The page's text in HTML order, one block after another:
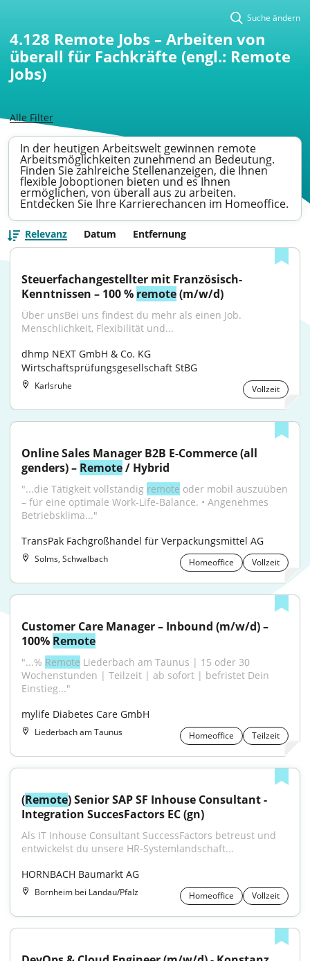
Alle Filter
Suche ändern
4.128 Remote Jobs – Arbeiten von
überall für Fachkräfte (engl.: Remote
Jobs)
In der heutigen Arbeitswelt gewinnen remote
Arbeitsmöglichkeiten zunehmend an Bedeutung.
Finden Sie zahlreiche Stellenanzeigen, die Ihnen
flexible Joboptionen bieten und es Ihnen
ermöglichen, von überall aus zu arbeiten.
Entdecken Sie Ihre Karrierechancen im Homeoffice.
Relevanz Datum Entfernung
Steuerfachangestellter mit Französisch-
Kenntnissen – 100 % remote (m/w/d)
Über unsBei uns findest du mehr als einen Job.
Menschlichkeit, Flexibilität und...
dhmp NEXT GmbH & Co. KG
Wirtschaftsprüfungsgesellschaft StBG
Karlsruhe Vollzeit
Online Sales Manager B2B E-Commerce (all
genders) – Remote / Hybrid
"...die Tätigkeit vollständig remote oder mobil auszuüben
– für eine optimale Work-Life-Balance. • Angenehmes
Betriebsklima..."
TransPak Fachgroßhandel für Verpackungsmittel AG
Solms, Schwalbach Homeoffice Vollzeit
Customer Care Manager – Inbound (m/w/d) –
100% Remote
"...% Remote Liederbach am Taunus | 15 oder 30
Wochenstunden | Teilzeit | ab sofort | befristet Dein
Einstieg..."
mylife Diabetes Care GmbH
Liederbach am Taunus Homeoffice Teilzeit
(Remote) Senior SAP SF Inhouse Consultant -
Integration SuccesFactors EC (gn)
Als IT Inhouse Consultant SuccessFactors betreust und
entwickelst du unsere HR-Systemlandschaft...
HORNBACH Baumarkt AG
Bornheim bei Landau/Pfalz Homeoffice Vollzeit